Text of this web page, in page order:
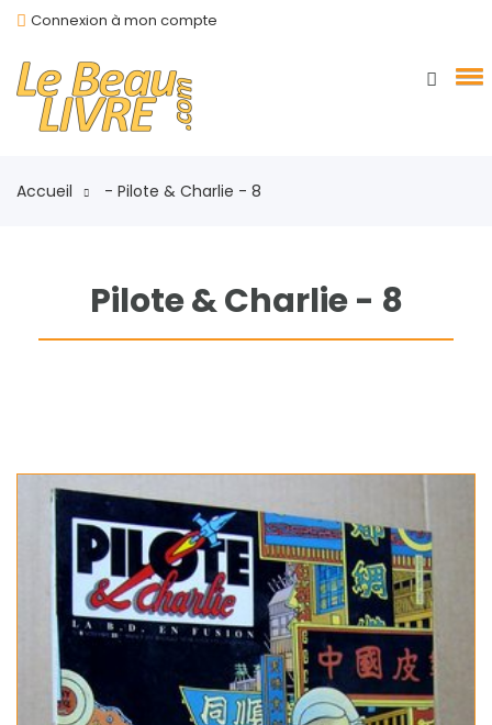
Connexion à mon compte
Accueil - Pilote & Charlie - 8
Pilote & Charlie - 8